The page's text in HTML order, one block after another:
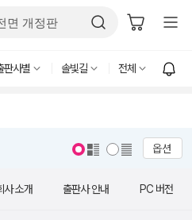
판사별 솔빛길 전체
옵션
사 소개 출판사 안내 PC 버전